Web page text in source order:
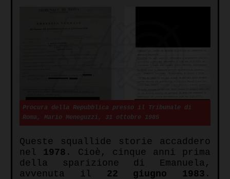
Procura della Repubblica presso il Tribunale di
Roma, Mario Meneguzzi, 31 ottobre 1985
Queste squallide storie accaddero
nel 1978 . Cioè, cinque anni prima
della sparizione di Emanuela,
avvenuta il 22 giugno 1983 .